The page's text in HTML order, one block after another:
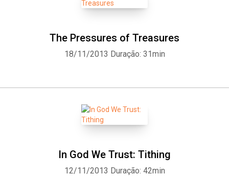
The Pressures of Treasures
18/11/2013 Duração: 31min
In God We Trust: Tithing
12/11/2013 Duração: 42min